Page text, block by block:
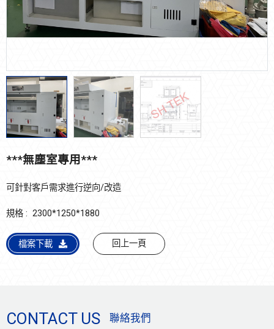
節能減碳
***無塵室專用***
可針對客戶需求進行逆向/改造
規格 : 2300*1250*1880
檔案下載 回上一頁
CONTACT US 聯絡我們